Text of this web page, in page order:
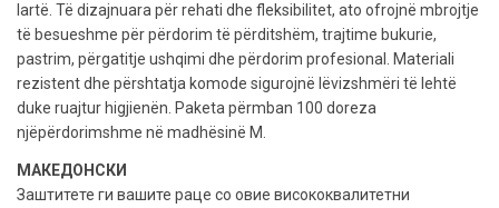
lartë. Të dizajnuara për rehati dhe fleksibilitet, ato ofrojnë mbrojtje
të besueshme për përdorim të përditshëm, trajtime bukurie,
pastrim, përgatitje ushqimi dhe përdorim profesional. Materiali
rezistent dhe përshtatja komode sigurojnë lëvizshmëri të lehtë
duke ruajtur higjienën. Paketa përmban 100 doreza
njëpërdorimshme në madhësinë M.
МАКЕДОНСКИ
Заштитете ги вашите раце со овие висококвалитетни